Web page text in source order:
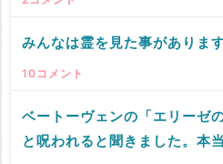
みんなは霊を見た事がありま
10コメント
ベートーヴェンの「エリーゼ
と呪われると聞きました。本